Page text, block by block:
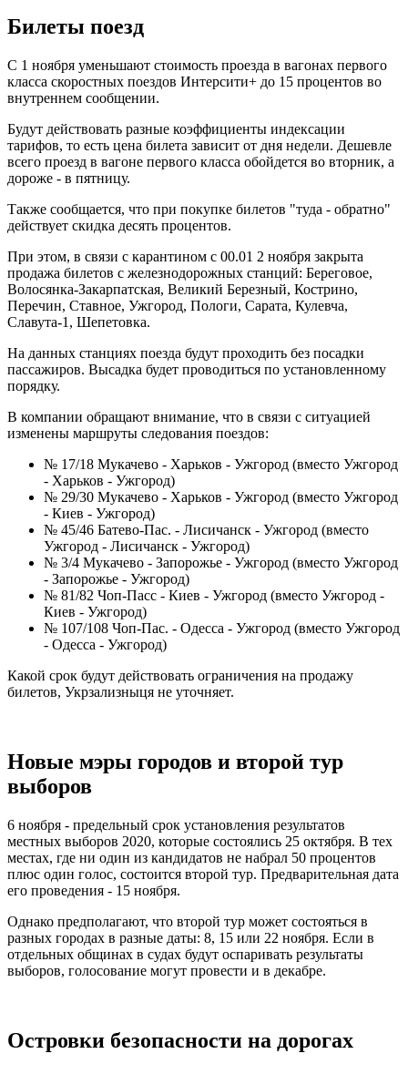
Билеты поезд
С 1 ноября уменьшают стоимость проезда в вагонах первого
класса скоростных поездов Интерсити+ до 15 процентов во
внутреннем сообщении.
Будут действовать разные коэффициенты индексации
тарифов, то есть цена билета зависит от дня недели. Дешевле
всего проезд в вагоне первого класса обойдется во вторник, а
дороже - в пятницу.
Также сообщается, что при покупке билетов "туда - обратно"
действует скидка десять процентов.
При этом, в связи с карантином с 00.01 2 ноября закрыта
продажа билетов с железнодорожных станций: Береговое,
Волосянка-Закарпатская, Великий Березный, Кострино,
Перечин, Ставное, Ужгород, Пологи, Сарата, Кулевча,
Славута-1, Шепетовка.
На данных станциях поезда будут проходить без посадки
пассажиров. Высадка будет проводиться по установленному
порядку.
В компании обращают внимание, что в связи с ситуацией
изменены маршруты следования поездов:
№ 17/18 Мукачево - Харьков - Ужгород (вместо Ужгород
- Харьков - Ужгород)
№ 29/30 Мукачево - Харьков - Ужгород (вместо Ужгород
- Киев - Ужгород)
№ 45/46 Батево-Пас. - Лисичанск - Ужгород (вместо
Ужгород - Лисичанск - Ужгород)
№ 3/4 Мукачево - Запорожье - Ужгород (вместо Ужгород
- Запорожье - Ужгород)
№ 81/82 Чоп-Пасс - Киев - Ужгород (вместо Ужгород -
Киев - Ужгород)
№ 107/108 Чоп-Пас. - Одесса - Ужгород (вместо Ужгород
- Одесса - Ужгород)
Какой срок будут действовать ограничения на продажу
билетов, Укрзализныця не уточняет.
Новые мэры городов и второй тур
выборов
6 ноября - предельный срок установления результатов
местных выборов 2020, которые состоялись 25 октября. В тех
местах, где ни один из кандидатов не набрал 50 процентов
плюс один голос, состоится второй тур. Предварительная дата
его проведения - 15 ноября.
Однако предполагают, что второй тур может состояться в
разных городах в разные даты: 8, 15 или 22 ноября. Если в
отдельных общинах в судах будут оспаривать результаты
выборов, голосование могут провести и в декабре.
Островки безопасности на дорогах